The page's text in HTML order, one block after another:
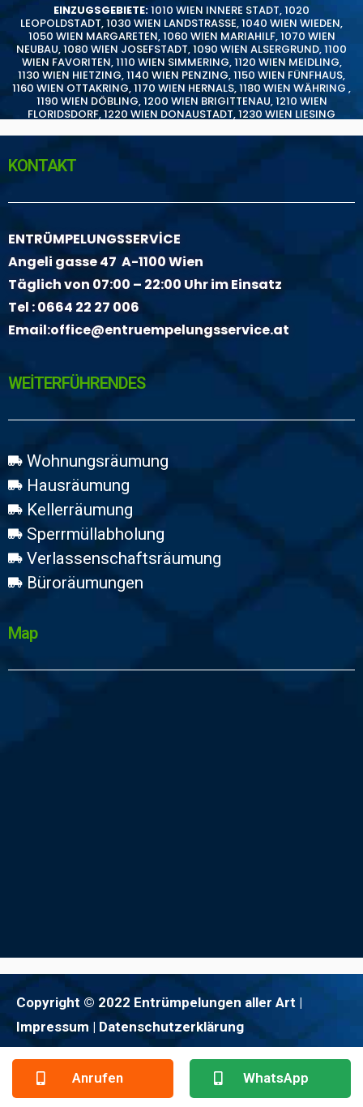
EINZUGSGEBIETE:1010 WIEN INNERE STADT,1020
LEOPOLDSTADT,1030 WIEN LANDSTRASSE,1040 WIEN WIEDEN,
1050 WIEN MARGARETEN,1060 WIEN MARIAHILF,1070 WIEN
NEUBAU,1080 WIEN JOSEFSTADT,1090 WIEN ALSERGRUND,1100
WIEN FAVORITEN,1110 WIEN SIMMERING,1120 WIEN MEIDLING,
1130 WIEN HIETZING,1140 WIEN PENZING,1150 WIEN FÜNFHAUS,
1160 WIEN OTTAKRING,1170 WIEN HERNALS,1180 WIEN WÄHRING ,
1190 WIEN DÖBLING,1200 WIEN BRIGITTENAU,1210 WIEN
FLORIDSDORF,1220 WIEN DONAUSTADT,1230 WIEN LIESING
KONTAKT
ENTRÜMPELUNGSSERVİCE
Angeli gasse 47 A-1100 Wien
Täglich von 07:00 – 22:00 Uhr im Einsatz
Tel :0664 22 27 006
Email:office@entruempelungsservice.at
WEİTERFÜHRENDES
Wohnungsräumung
Hausräumung
Kellerräumung
Sperrmüllabholung
Verlassenschaftsräumung
Büroräumungen
Map
Copyright © 2022 Entrümpelungen aller Art |
Impressum | Datenschutzerklärung
Anrufen WhatsApp